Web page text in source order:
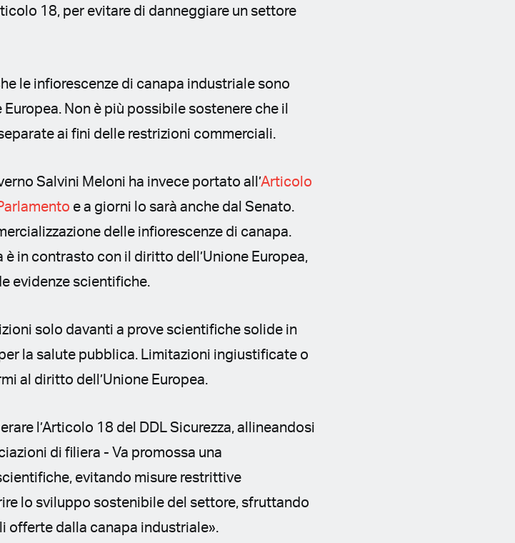
18, per evitare di danneggiare un settore
le infiorescenze di canapa industriale sono
Non è più possibile sostenere che il
ai fini delle restrizioni commerciali.
Salvini Meloni ha invece portato all’Articolo
e a giorni lo sarà anche dal Senato.
delle infiorescenze di canapa.
in contrasto con il diritto dell’Unione Europea,
evidenze scientifiche.
solo davanti a prove scientifiche solide in
la salute pubblica. Limitazioni ingiustificate o
al diritto dell’Unione Europea.
l’Articolo 18 del DDL Sicurezza, allineandosi
di filiera - Va promossa una
evitando misure restrittive
lo sviluppo sostenibile del settore, sfruttando
offerte dalla canapa industriale».